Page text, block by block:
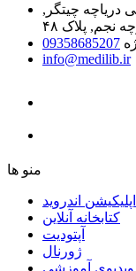
چیتگر,
پلاک ۴۸
09358685207
info@medilib.ir
ﻣﻨﻮ ﻫﺎ
اپلیکیشن اندروید
ﮐﺘﺎﺑﺨﺎﻧﻪ ﺁﻧﻼﯾﻦ
ﺁﭘﺘﻮﺩﯾﺖ
ﮊﻭﺭﻧﺎﻝ
ویدیوی آموزشی